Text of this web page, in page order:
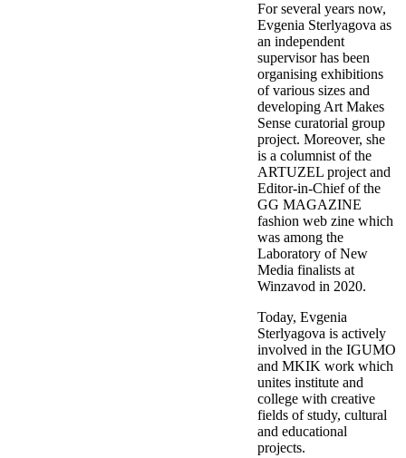
For several years now,
Evgenia Sterlyagova as
an independent
supervisor has been
organising exhibitions
of various sizes and
developing Art Makes
Sense curatorial group
project. Moreover, she
is a columnist of the
ARTUZEL project and
Editor-in-Chief of the
GG MAGAZINE
fashion web zine which
was among the
Laboratory of New
Media finalists at
Winzavod in 2020.
Today, Evgenia
Sterlyagova is actively
involved in the IGUMO
and MKIK work which
unites institute and
college with creative
fields of study, cultural
and educational
projects.